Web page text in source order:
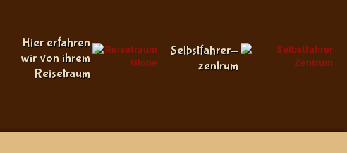
Hier erfahren
wir von ihrem
Reisetraum
Selbstfahrer-
zentrum